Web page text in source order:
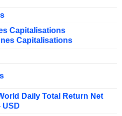
Capitalisations
Capitalisations
Daily Total Return Net
USD